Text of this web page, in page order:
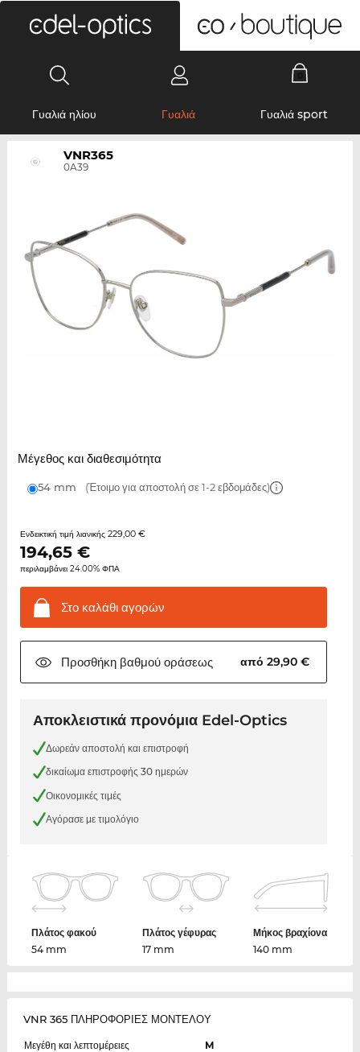
Γυαλιά ηλίου Γυαλιά Γυαλιά sport
VNR365
0A39
Μέγεθος και διαθεσιμότητα
54 mm (Έτοιμο για αποστολή σε 1-2 εβδομάδες)
Ενδεικτική τιμή λιανικής 229,00 €
194,65€
περιλαμβάνει 24.00% ΦΠΑ
Στο καλάθιαγορών
Προσθήκη βαθμούοράσεως από 29,90 €
Αποκλειστικά προνόμια Edel-Optics
Δωρεάν αποστολή και επιστροφή
δικαίωμα επιστροφής 30 ημερών
Οικονομικές τιμές
Αγόρασε με τιμολόγιο
Πλάτος φακού
54 mm
Πλάτος γέφυρας
17 mm
Μήκος βραχίονα
140 mm
VNR 365 ΠΛΗΡΟΦΟΡΙΕΣ ΜΟΝΤΕΛΟΥ
Μεγέθη και λεπτομέρειες
M